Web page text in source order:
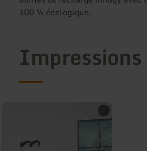
100 % écologique.
Impressions